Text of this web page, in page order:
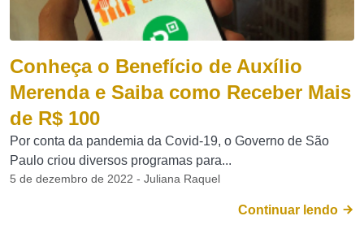
Conheça o Benefício de Auxílio
Merenda e Saiba como Receber Mais
de R$ 100
Por conta da pandemia da Covid-19, o Governo de São
Paulo criou diversos programas para...
5 de dezembro de 2022 - Juliana Raquel
Continuar lendo